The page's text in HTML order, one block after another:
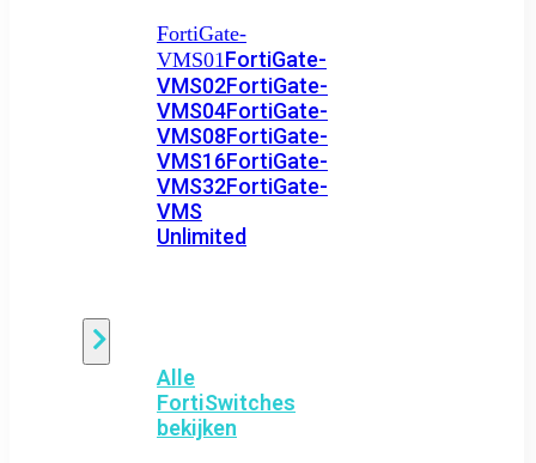
FortiGate-
VMS01FortiGate-
VMS02FortiGate-
VMS04FortiGate-
VMS08FortiGate-
VMS16FortiGate-
VMS32FortiGate-
VMS
Unlimited
Alle
FortiSwitches
bekijken